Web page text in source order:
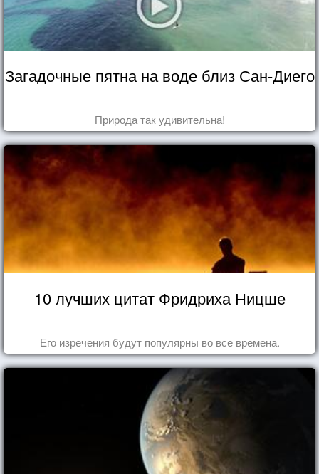
Загадочные пятна на воде близ Сан-Диего
Природа так удивительна!
10 лучших цитат Фридриха Ницше
Его изречения будут популярны во все времена.